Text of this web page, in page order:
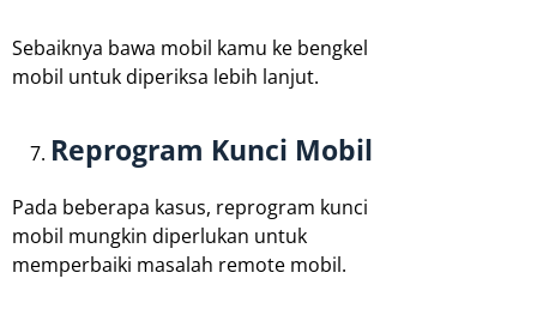
Sebaiknya bawa mobil kamu ke bengkel
mobil untuk diperiksa lebih lanjut.
Reprogram Kunci Mobil
Pada beberapa kasus, reprogram kunci
mobil mungkin diperlukan untuk
memperbaiki masalah remote mobil.